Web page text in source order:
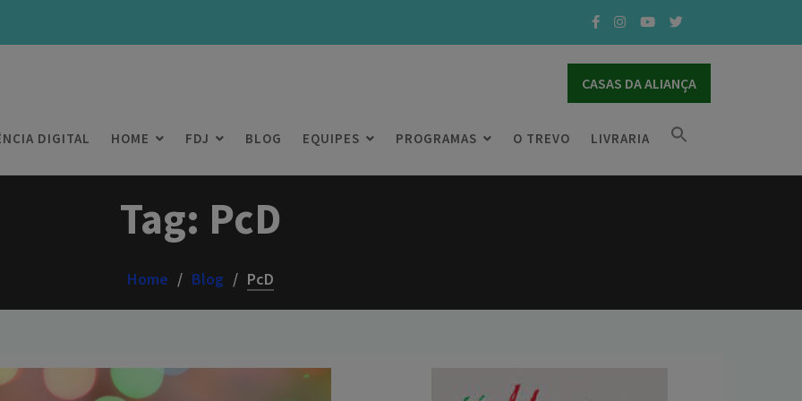
CASAS DA ALIANÇA
DIGITAL HOME FDJ BLOG EQUIPES PROGRAMAS O TREVO LIVRARIA
Tag: PcD
Home Blog PcD